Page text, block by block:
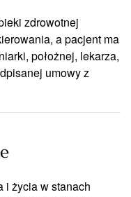
zdrowotnej
a pacjent ma
położnej, lekarza,
umowy z
i życia w stanach